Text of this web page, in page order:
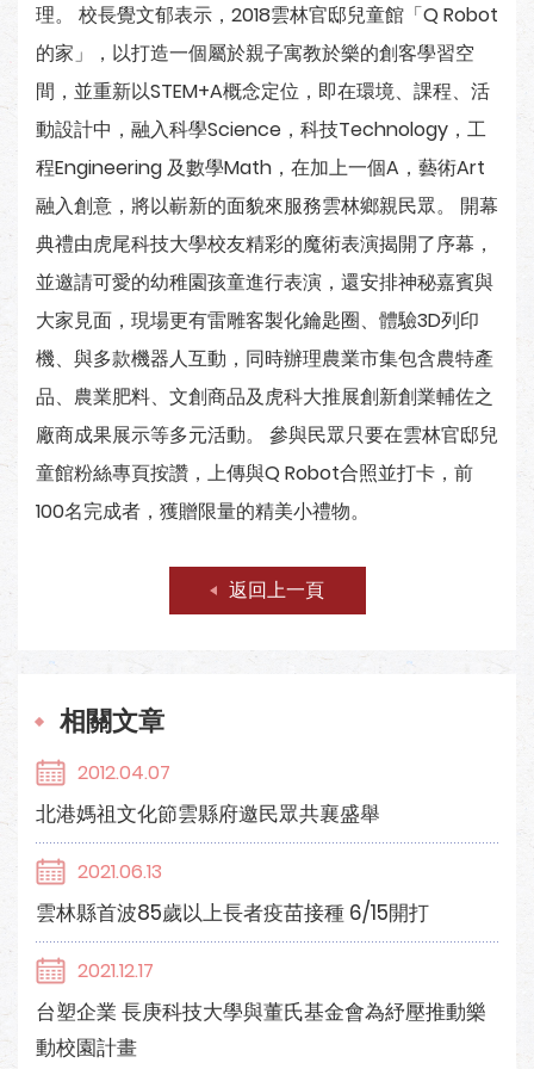
理。 校長覺文郁表示，2018雲林官邸兒童館「Q Robot
的家」，以打造一個屬於親子寓教於樂的創客學習空
間，並重新以STEM+A概念定位，即在環境、課程、活
動設計中，融入科學Science，科技Technology，工
程Engineering 及數學Math，在加上一個A，藝術Art
融入創意，將以嶄新的面貌來服務雲林鄉親民眾。 開幕
典禮由虎尾科技大學校友精彩的魔術表演揭開了序幕，
並邀請可愛的幼稚園孩童進行表演，還安排神秘嘉賓與
大家見面，現場更有雷雕客製化鑰匙圈、體驗3D列印
機、與多款機器人互動，同時辦理農業市集包含農特產
品、農業肥料、文創商品及虎科大推展創新創業輔佐之
廠商成果展示等多元活動。 參與民眾只要在雲林官邸兒
童館粉絲專頁按讚，上傳與Q Robot合照並打卡，前
100名完成者，獲贈限量的精美小禮物。
返回上一頁
相關文章
2012.04.07
北港媽祖文化節雲縣府邀民眾共襄盛舉
2021.06.13
雲林縣首波85歲以上長者疫苗接種 6/15開打
2021.12.17
台塑企業 長庚科技大學與董氏基金會為紓壓推動樂
動校園計畫